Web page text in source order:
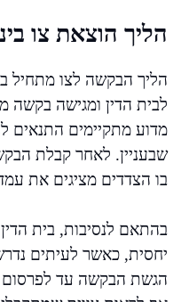
הליך הוצאת צו
הליך הבקשה לצו מתחיל
לבית הדין ומגישה
מדוע מתקיימים התנאים
שבעניין. לאחר קבלת
בו הצדדים מציגים את
בהתאם לנסיבות, בית
יחסית, כאשר לעיתים
הגשת הבקשה עד לפרסום